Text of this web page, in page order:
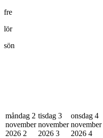
fre
lör
sön
måndag 2
november
2026 2
tisdag 3
november
2026 3
onsdag 4
november
2026 4